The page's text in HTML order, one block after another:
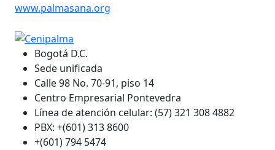
www.palmasana.org
Bogotá D.C.
Sede unificada
Calle 98 No. 70-91, piso 14
Centro Empresarial Pontevedra
Línea de atención celular: (57) 321 308 4882
PBX: +(601) 313 8600
+(601) 794 5474